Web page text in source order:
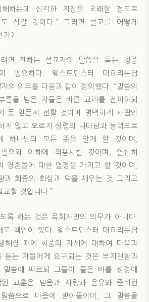
하는데 심각한 지장을 초래할 정도로
삼갈 것이다.” 그러면 설교를 어떻게
가?
면 전하는 설교자와 말씀을 듣는 청중
필요하다. 웨스트민스터 대요리문답
의 의무를 다음과 같이 정의했다. “말씀의
름을 받은 자들은 바른 교리를 전파하되
못 얻든지 전할 것이며 명백하게 사람의
지 않고 오로지 성령의 나타남과 능력으로
하나님의 모든 뜻을 알게 할 것이며,
요와 이해에 적용시킬 것이며, 열심히
영혼들에 대한 열정을 가지고 할 것이며,
과 회중의 회심과 덕을 세우는 것 그리고
교할 것입니다.”
록 하는 것은 목회자만의 의무가 아니다.
도 책임이 있다. 웨스트민스터 대요리문답
해질 때에 회중의 자세에 대하여 다음과
듣는 자들에게 요구되는 것은 부지런함과
씀에 따르되 그들이 들은 바를 성경에
교훈은 믿음과 사랑과 온유와 준비된
씀으로 마음에 받아들이며, 그 말씀을